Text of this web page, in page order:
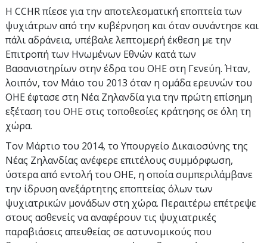
Η CCHR πίεσε για την αποτελεσματική εποπτεία των
ψυχιάτρων από την κυβέρνηση και όταν συνάντησε και
πάλι αδράνεια, υπέβαλε λεπτομερή έκθεση με την
Επιτροπή των Ηνωμένων Εθνών κατά των
Βασανιστηρίων στην έδρα του ΟΗΕ στη Γενεύη. Ήταν,
λοιπόν, τον Μάιο του 2013 όταν η ομάδα ερευνών του
ΟΗΕ έφτασε στη Νέα Ζηλανδία για την πρώτη επίσημη
εξέταση του ΟΗΕ στις τοποθεσίες κράτησης σε όλη τη
χώρα.
Τον Μάρτιο του 2014, το Υπουργείο Δικαιοσύνης της
Νέας Ζηλανδίας ανέφερε επιτέλους συμμόρφωση,
ύστερα από εντολή του ΟΗΕ, η οποία συμπεριλάμβανε
την ίδρυση ανεξάρτητης εποπτείας όλων των
ψυχιατρικών μονάδων στη χώρα. Περαιτέρω επέτρεψε
στους ασθενείς να αναφέρουν τις ψυχιατρικές
παραβιάσεις απευθείας σε αστυνομικούς που